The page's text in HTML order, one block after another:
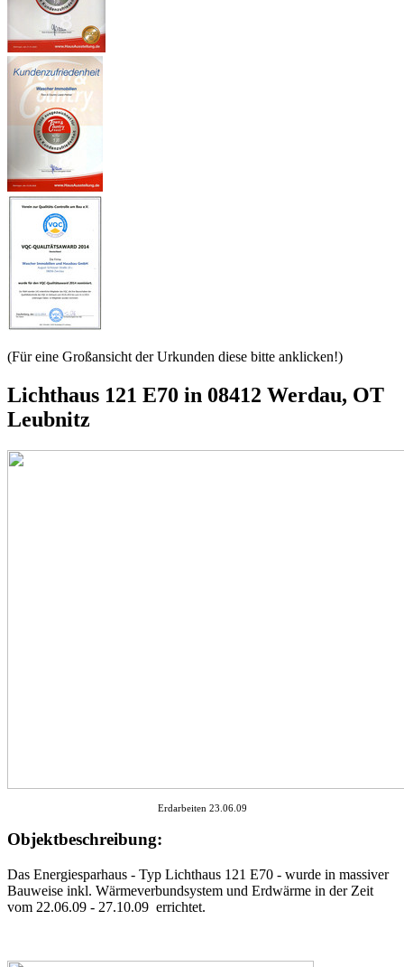
(Für eine Großansicht der Urkunden diese bitte anklicken!)
Lichthaus 121 E70 in 08412 Werdau, OT
Leubnitz
Erdarbeiten 23.06.09
Objektbeschreibung:
Das Energiesparhaus - Typ Lichthaus 121 E70 - wurde in massiver
Bauweise inkl. Wärmeverbundsystem und Erdwärme in der Zeit
vom 22.06.09 - 27.10.09 errichtet.